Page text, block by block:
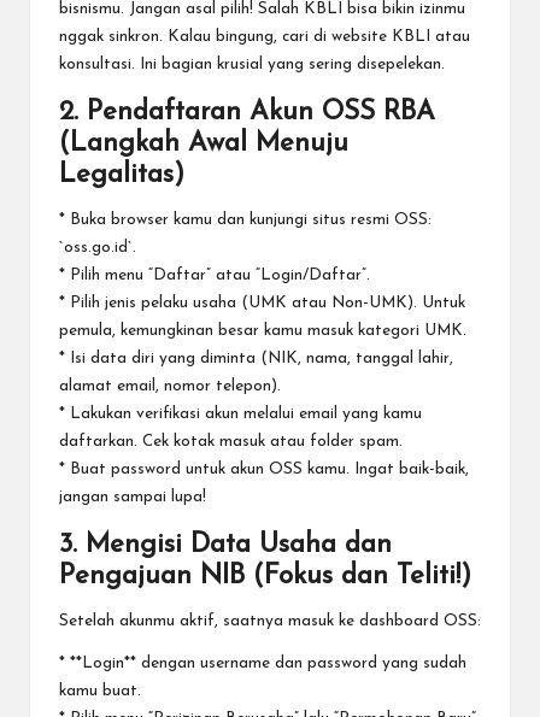
bisnismu. Jangan asal pilih! Salah KBLI bisa bikin izinmu
nggak sinkron. Kalau bingung, cari di website KBLI atau
konsultasi. Ini bagian krusial yang sering disepelekan.
2. Pendaftaran Akun OSS RBA
(Langkah Awal Menuju
Legalitas)
* Buka browser kamu dan kunjungi situs resmi OSS:
`oss.go.id`.
* Pilih menu “Daftar” atau “Login/Daftar”.
* Pilih jenis pelaku usaha (UMK atau Non-UMK). Untuk
pemula, kemungkinan besar kamu masuk kategori UMK.
* Isi data diri yang diminta (NIK, nama, tanggal lahir,
alamat email, nomor telepon).
* Lakukan verifikasi akun melalui email yang kamu
daftarkan. Cek kotak masuk atau folder spam.
* Buat password untuk akun OSS kamu. Ingat baik-baik,
jangan sampai lupa!
3. Mengisi Data Usaha dan
Pengajuan NIB (Fokus dan Teliti!)
Setelah akunmu aktif, saatnya masuk ke dashboard OSS:
* **Login** dengan username dan password yang sudah
kamu buat.